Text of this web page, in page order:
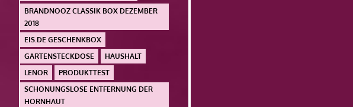
BRANDNOOZ CLASSIK BOX DEZEMBER
2018
EIS.DE GESCHENKBOX
GARTENSTECKDOSE
HAUSHALT
LENOR
PRODUKTTEST
SCHONUNGSLOSE ENTFERNUNG DER
HORNHAUT